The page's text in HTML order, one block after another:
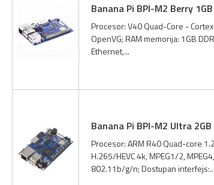
Banana Pi BPI-M2 Berry 1GB
Procesor: V40 Quad-Core -
OpenVG; RAM memorija: 1GB
Ethernet,...
Banana Pi BPI-M2 Ultra 2GB
Procesor: ARM R40 Quad-core
H.265/HEVC 4k, MPEG1/2,
802.11b/g/n; Dostupan interfejs:...